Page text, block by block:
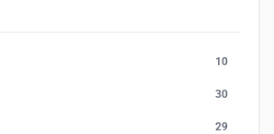
10
30
29